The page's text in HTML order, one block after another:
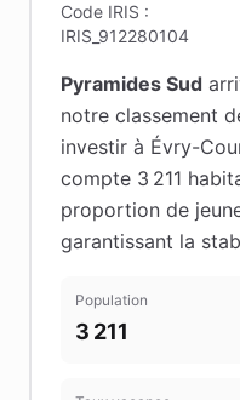
Code IRIS :
IRIS_912280104
Pyramides Sud
notre classement
investir à Évry-
compte 3 211
proportion de
garantissant la
Population
3 211